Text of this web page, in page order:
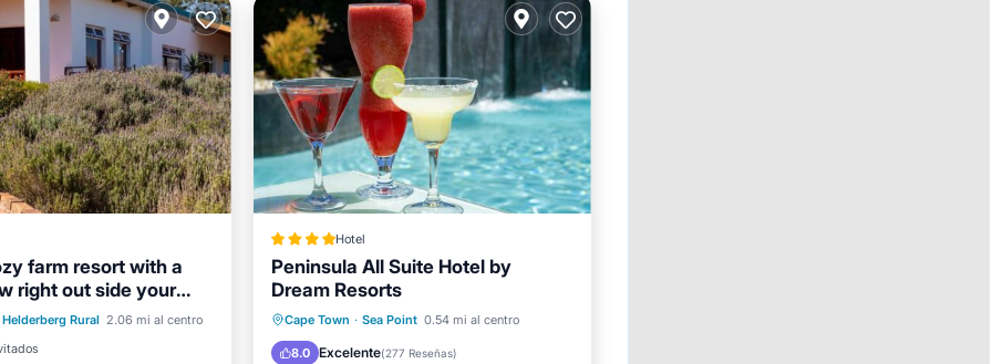
farm resort with a
right out side your
BDRM
Helderberg Rural 2.06 mi al centro
Internet
cama
de bienestar
Hotel
Peninsula All Suite Hotel by
Dream Resorts
Cape Town · Sea Point 0.54 mi al centro
8.0 Excelente(277 Reseñas)
Frente al mar
Bañera de hidromasaje
Desayuno
Aparcamiento